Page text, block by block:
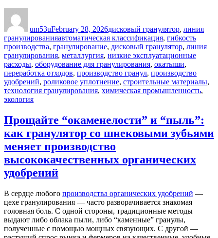
um53uFebruary 28, 2026дисковый гранулятор, линия
гранулированияTags
автоматическая классификация, гибкость
производства, гранулирование, дисковый гранулятор, линия
гранулирования, металлургия, низкие эксплуатационные
расходы, оборудование для гранулирования, окатыши,
переработка отходов, производство гранул, производство
удобрений, роликовое уплотнение, строительные материалы,
технология гранулирования, химическая промышленность,
экология
Прощайте “окаменелости” и “пыль”:
как гранулятор со шнековыми зубьями
меняет производство
высококачественных органических
удобрений
В сердце любого производства органических удобрений —
цехе гранулирования — часто разворачивается знакомая
головная боль. С одной стороны, традиционные методы
выдают либо облака пыли, либо “каменные” гранулы,
полученные с помощью мощных связующих. С другой —